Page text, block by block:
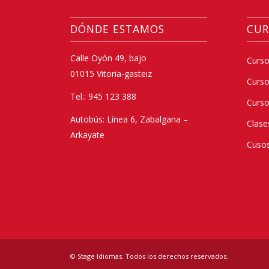
DÓNDE ESTAMOS
Calle Oyón 49, bajo
01015 Vitoria-gasteiz
Tel.: 945 123 388
Autobús: Línea 6, Zabalgana –
Arkayate
© Stage Idiomas. Todos los derechos reservados.